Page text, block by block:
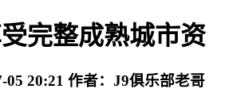
完整成熟城市资
05 20:21 作者： J9俱乐部老哥